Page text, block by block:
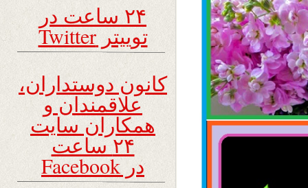
۲۴ ساعت در
توییتر Twitter
کانون دوستداران،
علاقمندان و
همکاران سایت
۲۴ ساعت
در Facebook